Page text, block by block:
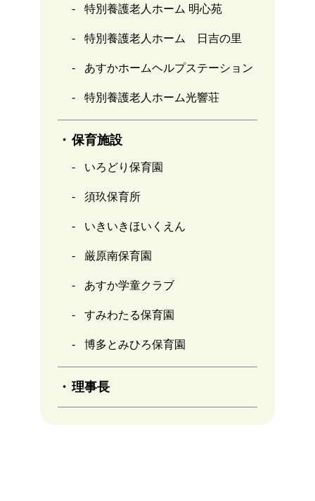
特別養護老人ホーム 明心苑
特別養護老人ホーム 日吉の里
あすかホームヘルプステーション
特別養護老人ホーム光響荘
保育施設
いろどり保育園
須玖保育所
いきいきほいくえん
厳原南保育園
あすか学童クラブ
すみわたる保育園
博多とみひろ保育園
理事長